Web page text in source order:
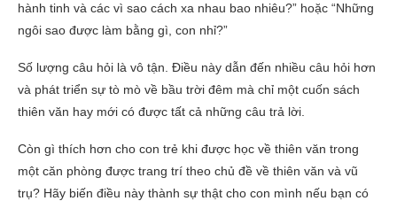
hành tinh và các vì sao cách xa nhau bao nhiêu?” hoặc “Những
ngôi sao được làm bằng gì, con nhỉ?”
Số lượng câu hỏi là vô tận. Điều này dẫn đến nhiều câu hỏi hơn
và phát triển sự tò mò về bầu trời đêm mà chỉ một cuốn sách
thiên văn hay mới có được tất cả những câu trả lời.
Còn gì thích hơn cho con trẻ khi được học về thiên văn trong
một căn phòng được trang trí theo chủ đề về thiên văn và vũ
trụ? Hãy biến điều này thành sự thật cho con mình nếu bạn có